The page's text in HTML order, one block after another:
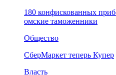
180 конфискованных
омские таможенники
Общество
СберМаркет теперь Купер
Власть